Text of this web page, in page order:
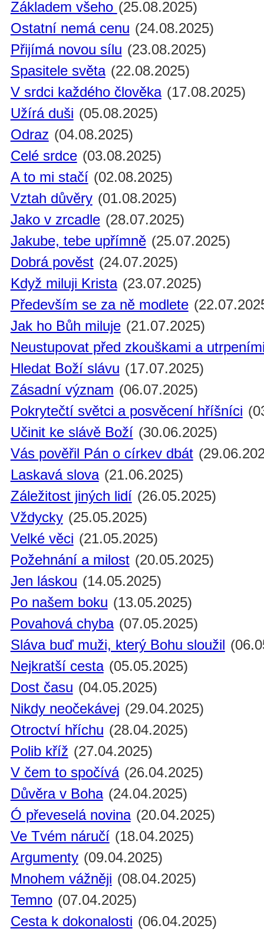
Základem všeho (25.08.2025)
Ostatní nemá cenu (24.08.2025)
Přijímá novou sílu (23.08.2025)
Spasitele světa (22.08.2025)
V srdci každého člověka (17.08.2025)
Užírá duši (05.08.2025)
Odraz (04.08.2025)
Celé srdce (03.08.2025)
A to mi stačí (02.08.2025)
Vztah důvěry (01.08.2025)
Jako v zrcadle (28.07.2025)
Jakube, tebe upřímně (25.07.2025)
Dobrá pověst (24.07.2025)
Když miluji Krista (23.07.2025)
Především se za ně modlete
Jak ho Bůh miluje (21.07.2025)
Neustupovat před zkouškami a
Hledat Boží slávu (17.07.2025)
Zásadní význam (06.07.2025)
Pokrytečtí světci a posvěcení hříšníci
Učinit ke slávě Boží (30.06.2025)
Vás pověřil Pán o církev dbát
Laskavá slova (21.06.2025)
Záležitost jiných lidí (26.05.2025)
Vždycky (25.05.2025)
Velké věci (21.05.2025)
Požehnání a milost (20.05.2025)
Jen láskou (14.05.2025)
Po našem boku (13.05.2025)
Povahová chyba (07.05.2025)
Sláva buď muži, který Bohu sloužil
Nejkratší cesta (05.05.2025)
Dost času (04.05.2025)
Nikdy neočekávej (29.04.2025)
Otroctví hříchu (28.04.2025)
Polib kříž (27.04.2025)
V čem to spočívá (26.04.2025)
Důvěra v Boha (24.04.2025)
Ó převeselá novina (20.04.2025)
Ve Tvém náručí (18.04.2025)
Argumenty (09.04.2025)
Mnohem vážněji (08.04.2025)
Temno (07.04.2025)
Cesta k dokonalosti (06.04.2025)